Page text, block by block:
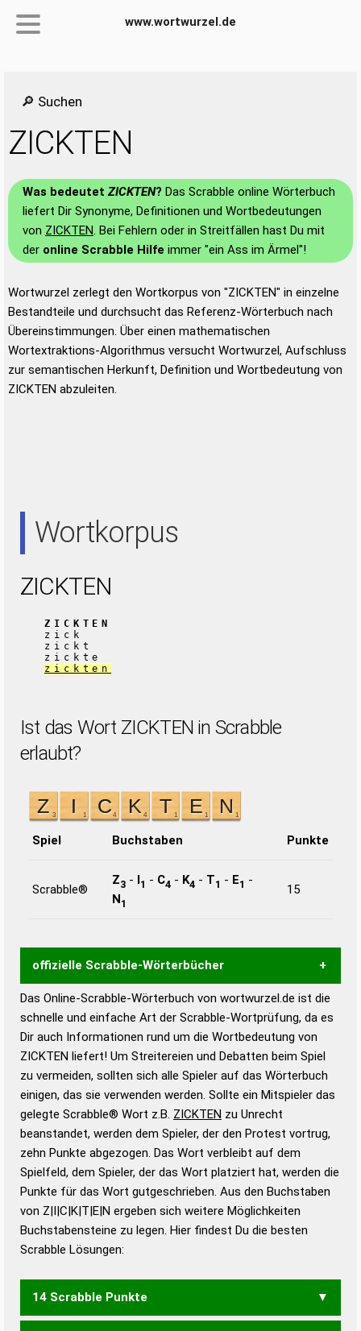
www.wortwurzel.de
🔎 Suchen
ZICKTEN
Was bedeutetZICKTEN? Das Scrabble online Wörterbuch
liefert Dir Synonyme, Definitionen und Wortbedeutungen
von ZICKTEN. Bei Fehlern oder in Streitfällen hast Du mit
der online Scrabble Hilfe immer "ein Ass im Ärmel"!
Wortwurzel zerlegt den Wortkorpus von "ZICKTEN" in einzelne
Bestandteile und durchsucht das Referenz-Wörterbuch nach
Übereinstimmungen. Über einen mathematischen
Wortextraktions-Algorithmus versucht Wortwurzel, Aufschluss
zur semantischen Herkunft, Definition und Wortbedeutung von
ZICKTEN abzuleiten.
Wortkorpus
ZICKTEN
ZICKTEN
zick
zickt
zickte
zickten
Ist das Wort ZICKTEN in Scrabble
erlaubt?
Spiel Buchstaben Punkte
Scrabble®
Z3 - I1 - C4 - K4 - T1 - E1 -
N1
15
offizielle Scrabble-Wörterbücher
Wortwurzel liefert mit Hilfe eines semantischen
Wortanalyse-Algorithmus gute Anhaltspunkte zu
Wortbedeutung, Worttrennung und Wortform, um die
Gültigkeit eines Wortes für das Scrabble-Spiel zu
bestimmen!
zugelassene Turnier Scrabble-
Wörterbücher sind:
Duden – Standardwerk in 12 Bänden
Duden – Richtiges und gutes
Deutsch
Duden – Die deutsche Grammatik
Duden – Deutsches
Das Online-Scrabble-Wörterbuch von wortwurzel.de ist die
schnelle und einfache Art der Scrabble-Wortprüfung, da es
Dir auch Informationen rund um die Wortbedeutung von
ZICKTEN liefert! Um Streitereien und Debatten beim Spiel
zu vermeiden, sollten sich alle Spieler auf das Wörterbuch
einigen, das sie verwenden werden. Sollte ein Mitspieler das
gelegte Scrabble® Wort z.B. ZICKTEN zu Unrecht
beanstandet, werden dem Spieler, der den Protest vortrug,
zehn Punkte abgezogen. Das Wort verbleibt auf dem
Spielfeld, dem Spieler, der das Wort platziert hat, werden die
Punkte für das Wort gutgeschrieben. Aus den Buchstaben
von Z|I|C|K|T|E|N ergeben sich weitere Möglichkeiten
Buchstabensteine zu legen. Hier findest Du die besten
Scrabble Lösungen:
14 Scrabble Punkte